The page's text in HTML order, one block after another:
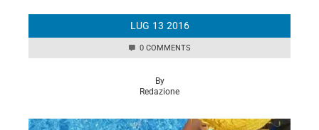
LUG 13 2016
0 COMMENTS
By
Redazione